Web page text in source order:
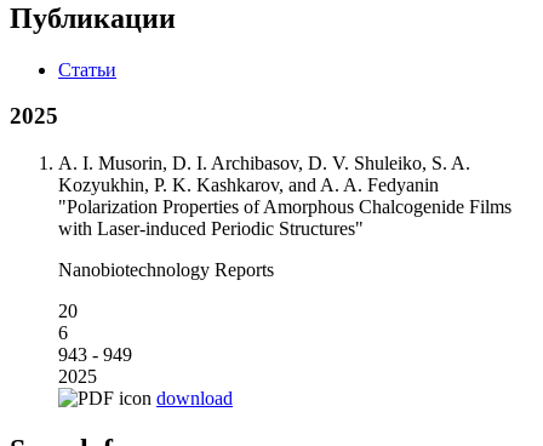
Публикации
Статьи
2025
A. I. Musorin, D. I. Archibasov, D. V. Shuleiko, S. A.
Kozyukhin, P. K. Kashkarov, and A. A. Fedyanin
"Polarization Properties of Amorphous Chalcogenide Films
with Laser-induced Periodic Structures"
Nanobiotechnology Reports
20
6
943 - 949
2025
download